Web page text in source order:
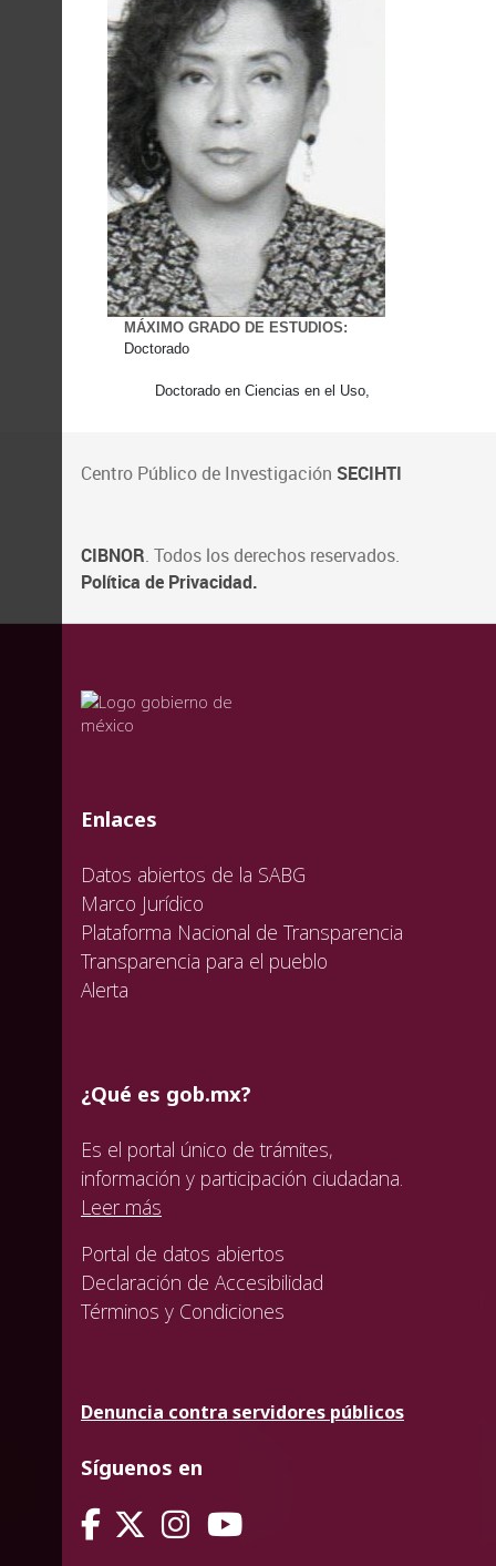
Centro Público de Investigación SECIHTI
CIBNOR. Todos los derechos reservados.
Política de Privacidad.
valida
valida
valida
Enlaces
Datos abiertos de la SABG
Marco Jurídico
Plataforma Nacional de Transparencia
Transparencia para el pueblo
Alerta
¿Qué es gob.mx?
Es el portal único de trámites,
información y participación ciudadana.
Leer más
Portal de datos abiertos
Declaración de Accesibilidad
Términos y Condiciones
Denuncia contra servidores públicos
Síguenos en